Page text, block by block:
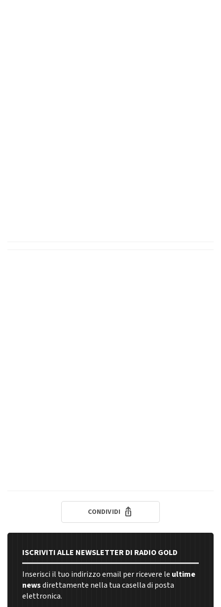
CONDIVIDI
ISCRIVITI ALLE NEWSLETTER DI RADIO GOLD
Inserisci il tuo indirizzo email per ricevere le ultime
newsdirettamente nella tua casella di posta
elettronica.